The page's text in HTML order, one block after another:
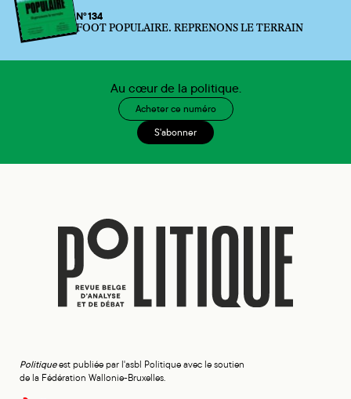
N°134
FOOT POPULAIRE. REPRENONS LE TERRAIN
Au cœur de la politique.
Acheter ce numéro
S'abonner
Politiqueest publiée par l'asbl Politique avec le soutien
de la Fédération Wallonie-Bruxelles.